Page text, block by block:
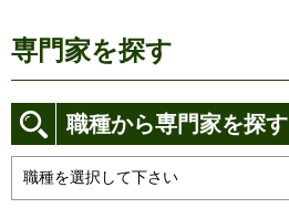
専門家を探す
職種から専門家を探す